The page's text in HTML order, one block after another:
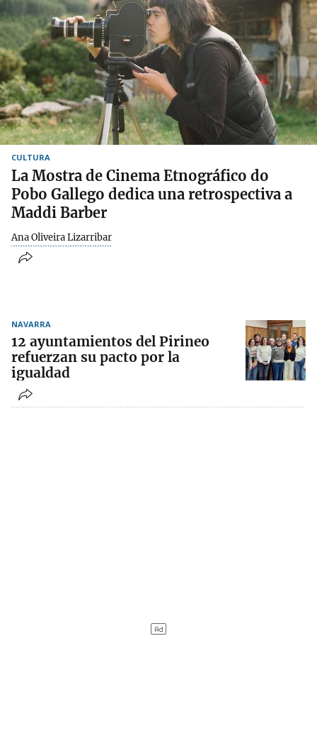
CULTURA
La Mostra de Cinema Etnográfico do
Pobo Gallego dedica una retrospectiva a
Maddi Barber
Ana Oliveira Lizarribar
NAVARRA
12 ayuntamientos del Pirineo
refuerzan su pacto por la
igualdad